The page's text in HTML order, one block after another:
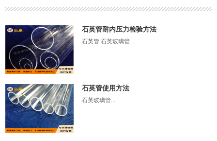
石英管耐内压力检验方法
石英管 石英玻璃管...
石英管使用方法
石英玻璃管...